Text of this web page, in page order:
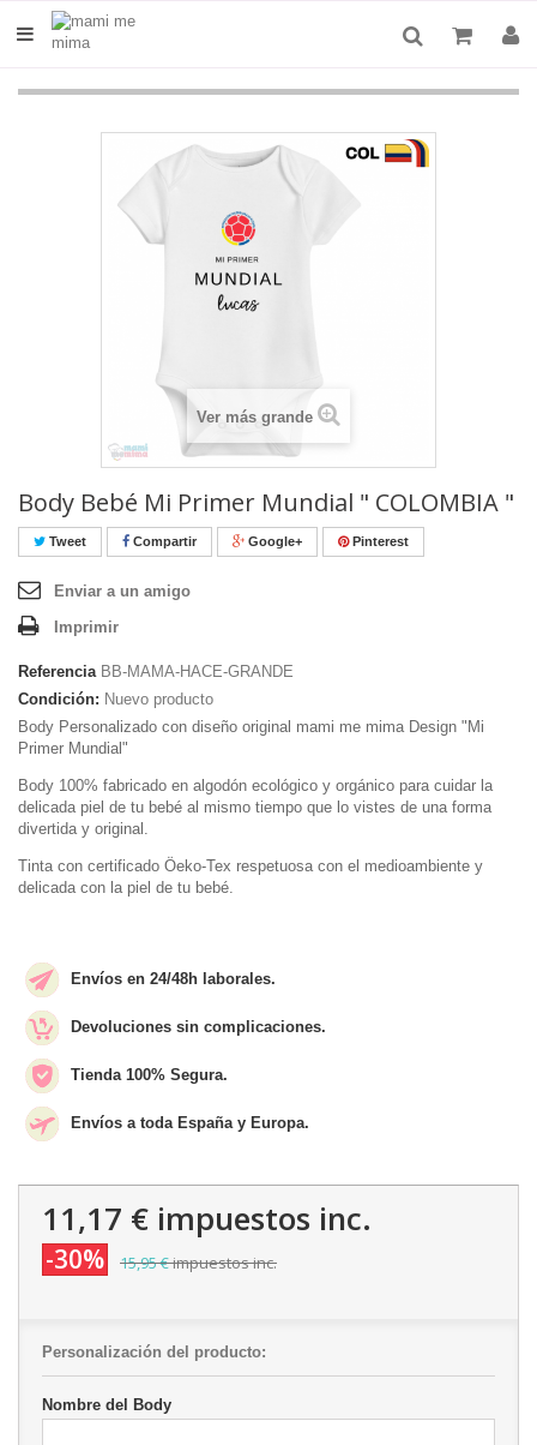
Ver más grande
Body Bebé Mi Primer Mundial " COLOMBIA "
Tweet Compartir Google+ Pinterest
Enviar a un amigo
Imprimir
Referencia BB-MAMA-HACE-GRANDE
Condición: Nuevo producto
Body Personalizado con diseño original mami me mima Design "Mi
Primer Mundial"
Body 100% fabricado en algodón ecológico y orgánico para cuidar la
delicada piel de tu bebé al mismo tiempo que lo vistes de una forma
divertida y original.
Tinta con certificado Öeko-Tex respetuosa con el medioambiente y
delicada con la piel de tu bebé.
Envíos en 24/48h laborales.
Devoluciones sin complicaciones.
Tienda 100% Segura.
Envíos a toda España y Europa.
11,17 € impuestos inc.
-30% 15,95 €impuestos inc.
Personalización del producto:
Nombre del Body